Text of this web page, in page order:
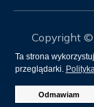
Ta strona
przeglądarki.
Odmawiam
Copyright ©
Mapa